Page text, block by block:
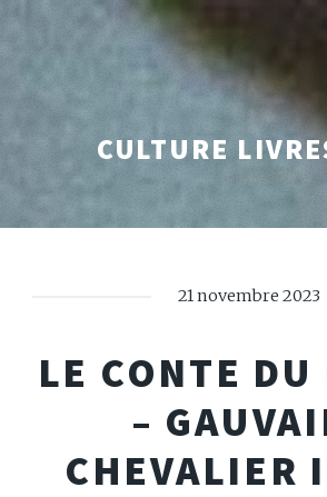
CULTURE
21 novembre 2023
LE CONTE DU
–
CHEVALIER